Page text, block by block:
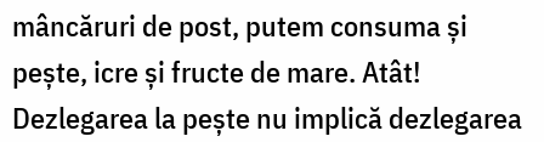
mâncăruri de post, putem consuma și
pește, icre și fructe de mare. Atât!
Dezlegarea la pește nu implică dezlegarea